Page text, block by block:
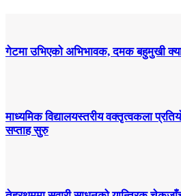
गेटमा उभिएको अभिभावक, दमक बहुमुखी
माध्यमिक विद्यालयस्तरीय वक्तृत्वकला
सप्ताह सुरु